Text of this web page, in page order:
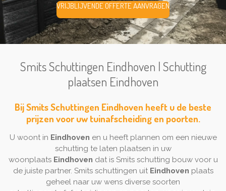
VRIJBLIJVENDE OFFERTE AANVRAGEN
Smits Schuttingen Eindhoven | Schutting
plaatsen Eindhoven
Bij Smits Schuttingen Eindhoven heeft u de beste
prijzen voor uw tuinafscheiding en poorten.
U woont in Eindhoven en u heeft plannen om een nieuwe
schutting te laten plaatsen in uw
woonplaats Eindhoven dat is Smits schutting bouw voor u
de juiste partner. Smits schuttingen uit Eindhoven plaats
geheel naar uw wens diverse soorten